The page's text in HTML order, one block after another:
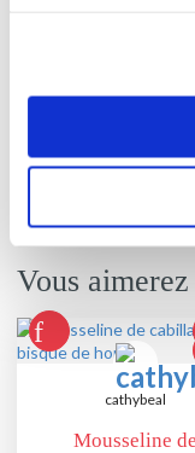
Vous
cathybeal
Mousseline de